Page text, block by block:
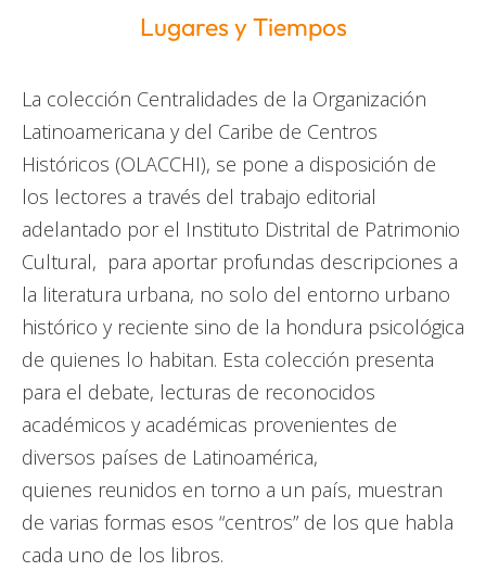
Lugares y Tiempos
La colección Centralidades de la Organización
Latinoamericana y del Caribe de Centros
Históricos (OLACCHI), se pone a disposición de
los lectores a través del trabajo editorial
adelantado por el Instituto Distrital de Patrimonio
Cultural, para aportar profundas descripciones a
la literatura urbana, no solo del entorno urbano
histórico y reciente sino de la hondura psicológica
de quienes lo habitan. Esta colección presenta
para el debate, lecturas de reconocidos
académicos y académicas provenientes de
diversos países de Latinoamérica,
quienes reunidos en torno a un país, muestran
de varias formas esos “centros” de los que habla
cada uno de los libros.